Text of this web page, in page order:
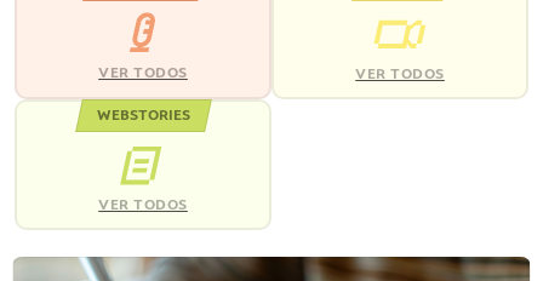
VER TODOS VER TODOS
WEBSTORIES
VER TODOS